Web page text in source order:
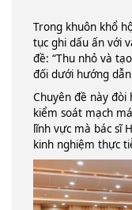
Trong khuôn khổ
tục ghi dấu ấn với
đề: “Thu nhỏ và
đối dưới hướng
Chuyên đề này đòi
kiểm soát mạch
lĩnh vực mà bác sĩ
kinh nghiệm thực